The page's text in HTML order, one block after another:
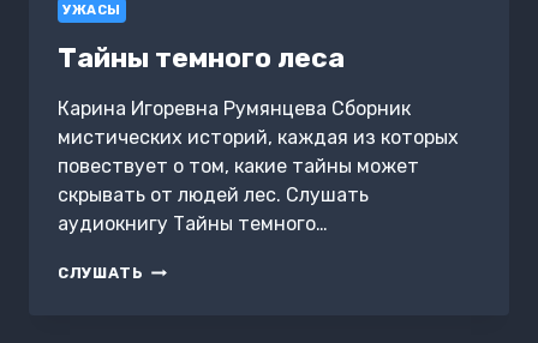
УЖАСЫ
Тайны темного леса
Карина Игоревна Румянцева Сборник
мистических историй, каждая из которых
повествует о том, какие тайны может
скрывать от людей лес. Слушать
аудиокнигу Тайны темного…
СЛУШАТЬ ТАЙНЫ